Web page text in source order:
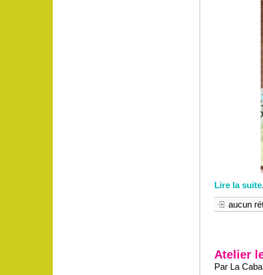
Lire la suite
aucun
Atelier
Par La